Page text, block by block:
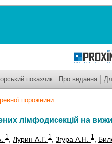
показчик Про видання
порожнини
лімфодисекцій на
1 Лурин А.Г. 1 Згура А.Н. 1